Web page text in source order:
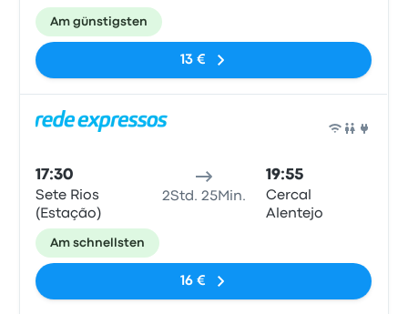
Am günstigsten
13 €
17:30
Sete Rios
(Estação)
2Std. 25Min.
19:55
Cercal
Alentejo
Am schnellsten
16 €